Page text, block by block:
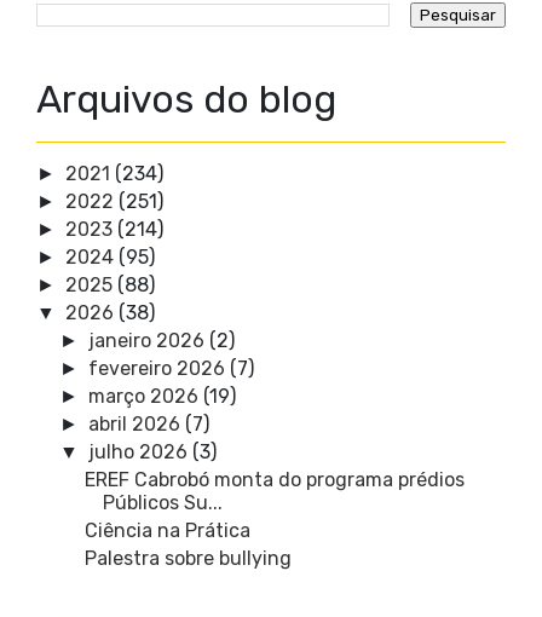
Arquivos do blog
► 2021 (234)
► 2022 (251)
► 2023 (214)
► 2024 (95)
► 2025 (88)
▼ 2026 (38)
► janeiro 2026 (2)
► fevereiro 2026 (7)
► março 2026 (19)
► abril 2026 (7)
▼ julho 2026 (3)
EREF Cabrobó monta do programa prédios
Públicos Su...
Ciência na Prática
Palestra sobre bullying